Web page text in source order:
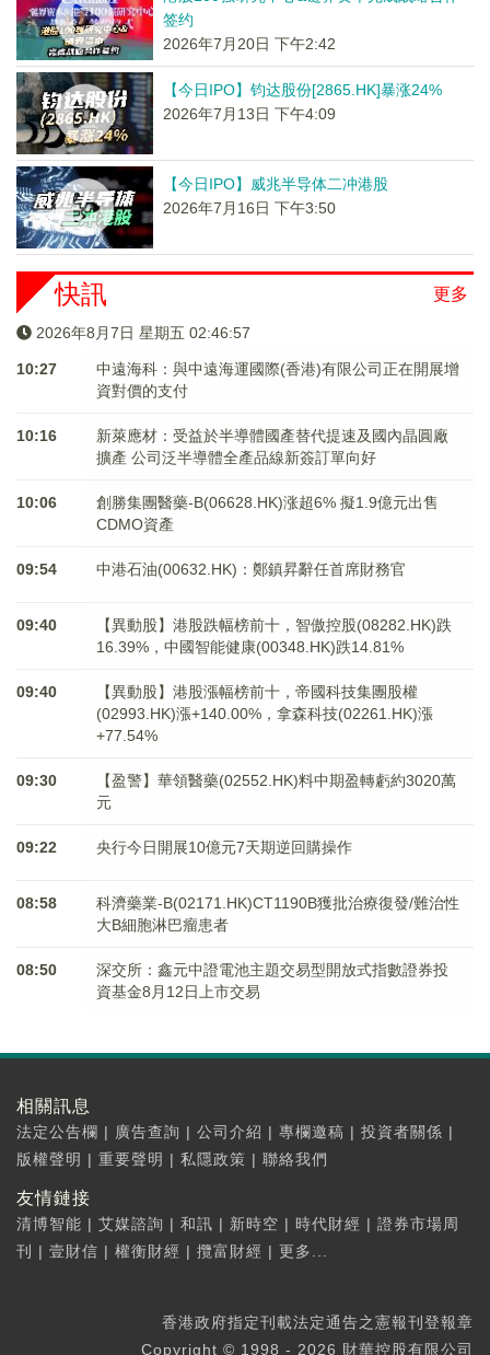
签约
2026年7月20日 下午2:42
【今日IPO】钧达股份[2865.HK]暴涨24%
2026年7月13日 下午4:09
【今日IPO】威兆半导体二冲港股
2026年7月16日 下午3:50
更多
快訊
2026年8月7日 星期五 02:46:57
10:27
中遠海科：與中遠海運國際(香港)有限公司正在開展增
資對價的支付
10:16
新萊應材：受益於半導體國產替代提速及國內晶圓廠
擴產 公司泛半導體全產品線新簽訂單向好
10:06
創勝集團醫藥-B(06628.HK)涨超6% 擬1.9億元出售
CDMO資產
09:54 中港石油(00632.HK)：鄭鎮昇辭任首席財務官
09:40
【異動股】港股跌幅榜前十，智傲控股(08282.HK)跌
16.39%，中國智能健康(00348.HK)跌14.81%
09:40
【異動股】港股漲幅榜前十，帝國科技集團股權
(02993.HK)漲+140.00%，拿森科技(02261.HK)漲
+77.54%
09:30
【盈警】華領醫藥(02552.HK)料中期盈轉虧約3020萬
元
09:22 央行今日開展10億元7天期逆回購操作
08:58
科濟藥業-B(02171.HK)CT1190B獲批治療復發/難治性
大B細胞淋巴瘤患者
08:50
深交所：鑫元中證電池主題交易型開放式指數證券投
資基金8月12日上市交易
相關訊息
法定公告欄 | 廣告查詢 | 公司介紹 | 專欄邀稿 | 投資者關係 |
版權聲明 | 重要聲明 | 私隱政策 | 聯絡我們
友情鏈接
清博智能 | 艾媒諮詢 | 和訊 | 新時空 | 時代財經 | 證券市場周
刊
| 壹財信 | 權衡財經 | 攬富財經 | 更多...
香港政府指定刊載法定通告之憲報刊登報章
Copyright © 1998 - 2026 財華控股有限公司